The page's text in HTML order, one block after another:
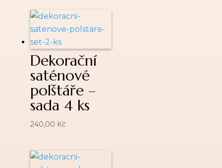
Dekorační
saténové
polštáře –
sada 4 ks
240,00 Kč